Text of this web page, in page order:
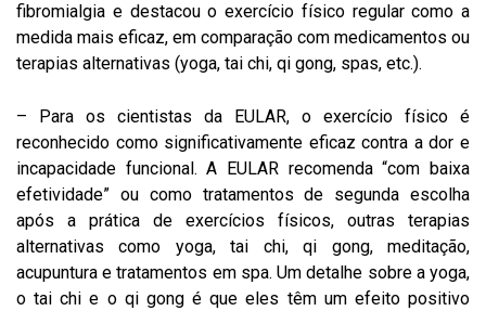
fibromialgia e destacou o exercício físico regular como a
medida mais eficaz, em comparação com medicamentos ou
terapias alternativas (yoga, tai chi, qi gong, spas, etc.).
– Para os cientistas da EULAR, o exercício físico é
reconhecido como significativamente eficaz contra a dor e
incapacidade funcional. A EULAR recomenda “com baixa
efetividade” ou como tratamentos de segunda escolha
após a prática de exercícios físicos, outras terapias
alternativas como yoga, tai chi, qi gong, meditação,
acupuntura e tratamentos em spa. Um detalhe sobre a yoga,
o tai chi e o qi gong é que eles têm um efeito positivo